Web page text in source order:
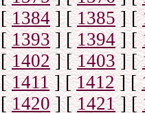
[1384] [1385] [
[1393] [1394] [
[1402] [1403] [
[1411] [1412] [
[1420] [1421] [